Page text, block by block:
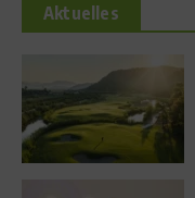
Aktuelles